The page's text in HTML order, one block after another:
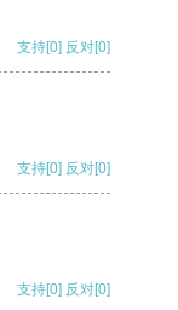
支持[0] 反对[0]
支持[0] 反对[0]
支持[0] 反对[0]